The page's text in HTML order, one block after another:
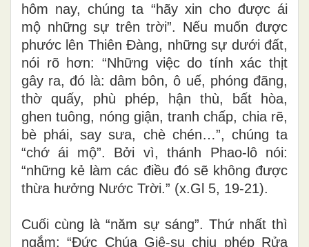
hôm nay, chúng ta “hãy xin cho được ái
mộ những sự trên trời”. Nếu muốn được
phước lên Thiên Đàng, những sự dưới đất,
nói rõ hơn: “Những việc do tính xác thịt
gây ra, đó là: dâm bôn, ô uế, phóng đãng,
thờ quấy, phù phép, hận thù, bất hòa,
ghen tuông, nóng giận, tranh chấp, chia rẽ,
bè phái, say sưa, chè chén…”, chúng ta
“chớ ái mộ”. Bởi vì, thánh Phao-lô nói:
“những kẻ làm các điều đó sẽ không được
thừa hưởng Nước Trời.” (x.Gl 5, 19-21).
Cuối cùng là “năm sự sáng”. Thứ nhất thì
ngắm: “Đức Chúa Giê-su chịu phép Rửa